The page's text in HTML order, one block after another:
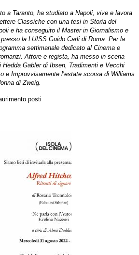
a Taranto, ha studiato a Napoli, vive e lavora
Classiche con una tesi in Storia del
e ha conseguito il Master in Giornalismo e
la LUISS Guido Carli di Roma. Per la
settimanale dedicato al Cinema e
Attore e regista, ha messo in scena
Hedda Gablerdi Ibsen, Tradimenti e Vecchi
e Improvvisamente l’estate scorsa di Williams
di Zweig.
posti